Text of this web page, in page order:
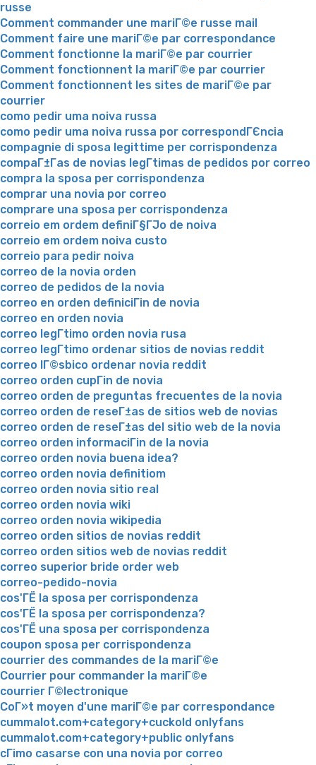
russe
Comment commander une mariГ©e russe mail
Comment faire une mariГ©e par correspondance
Comment fonctionne la mariГ©e par courrier
Comment fonctionnent la mariГ©e par courrier
Comment fonctionnent les sites de mariГ©e par
courrier
como pedir uma noiva russa
como pedir uma noiva russa por correspondГЄncia
compagnie di sposa legittime per corrispondenza
compaГ±Г­as de novias legГ­timas de pedidos por correo
compra la sposa per corrispondenza
comprar una novia por correo
comprare una sposa per corrispondenza
correio em ordem definiГ§ГЈo de noiva
correio em ordem noiva custo
correio para pedir noiva
correo de la novia orden
correo de pedidos de la novia
correo en orden definiciГіn de novia
correo en orden novia
correo legГ­timo orden novia rusa
correo legГ­timo ordenar sitios de novias reddit
correo lГ©sbico ordenar novia reddit
correo orden cupГіn de novia
correo orden de preguntas frecuentes de la novia
correo orden de reseГ±as de sitios web de novias
correo orden de reseГ±as del sitio web de la novia
correo orden informaciГіn de la novia
correo orden novia buena idea?
correo orden novia definitiom
correo orden novia sitio real
correo orden novia wiki
correo orden novia wikipedia
correo orden sitios de novias reddit
correo orden sitios web de novias reddit
correo superior bride order web
correo-pedido-novia
cos'ГЁ la sposa per corrispondenza
cos'ГЁ la sposa per corrispondenza?
cos'ГЁ una sposa per corrispondenza
coupon sposa per corrispondenza
courrier des commandes de la mariГ©e
Courrier pour commander la mariГ©e
courrier Г©lectronique
CoГ»t moyen d'une mariГ©e par correspondance
cummalot.com+category+cuckold onlyfans
cummalot.com+category+public onlyfans
cГіmo casarse con una novia por correo